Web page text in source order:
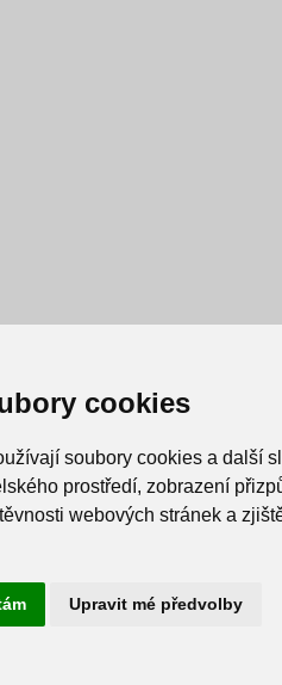
cookies
soubory cookies a další
prostředí, zobrazení
webových stránek a
Upravit mé předvolby